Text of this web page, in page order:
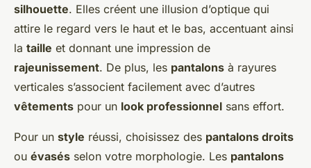
silhouette. Elles créent une illusion d’optique qui
attire le regard vers le haut et le bas, accentuant ainsi
la taille et donnant une impression de
rajeunissement. De plus, les pantalons à rayures
verticales s’associent facilement avec d’autres
vêtements pour un look professionnel sans effort.
Pour un style réussi, choisissez des pantalons droits
ou évasés selon votre morphologie. Les pantalons